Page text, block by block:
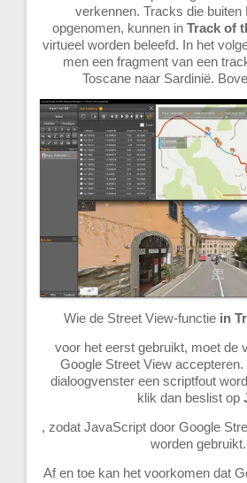
verkennen. Tracks die buiten
opgenomen, kunnen in Track of
virtueel worden beleefd. In het
men een fragment van een
Toscane naar Sardinië.
Wie de Street View-functie in
voor het eerst gebruikt, moet de
Google Street View
dialoogvenster een scriptfout
klik dan beslist op
, zodat JavaScript door Google
worden gebruikt.
Af en toe kan het voorkomen dat